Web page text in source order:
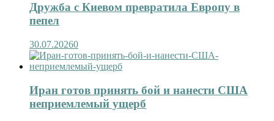
Дружба с Киевом превратила Европу в
пепел
30.07.20260
Иран готов принять бой и нанести США
неприемлемый ущерб